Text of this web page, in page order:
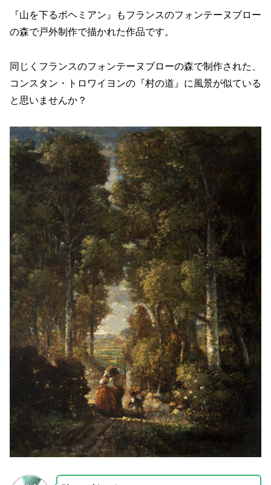
『山を下るボヘミアン』もフランスのフォンテーヌブロー
の森で戸外制作で描かれた作品です。
同じくフランスのフォンテーヌブローの森で制作された、
コンスタン・トロワイヨンの『村の道』に風景が似ている
と思いませんか？